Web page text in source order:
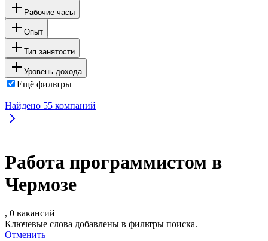
Рабочие часы
Опыт
Тип занятости
Уровень дохода
Ещё фильтры
Найдено 55 компаний
Работа программистом в
Чермозе
, 0 вакансий
Ключевые слова добавлены в фильтры поиска.
Отменить